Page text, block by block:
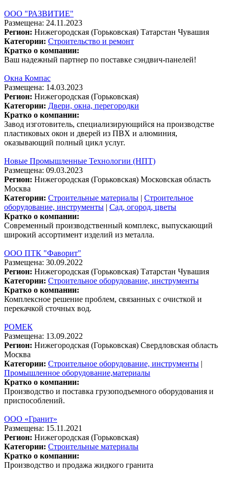
ООО "РАЗВИТИЕ"
Размещена: 24.11.2023
Регион: Нижегородская (Горьковская) Татарстан Чувашия
Категории: Строительство и ремонт
Кратко о компании:
Ваш надежный партнер по поставке сэндвич-панелей!
Окна Компас
Размещена: 14.03.2023
Регион: Нижегородская (Горьковская)
Категории: Двери, окна, перегородки
Кратко о компании:
Завод изготовитель, специализирующийся на производстве
пластиковых окон и дверей из ПВХ и алюминия,
оказывающий полный цикл услуг.
Новые Промышленные Технологии (НПТ)
Размещена: 09.03.2023
Регион: Нижегородская (Горьковская) Московская область
Москва
Категории: Строительные материалы | Строительное
оборудование, инструменты | Сад, огород, цветы
Кратко о компании:
Современный производственный комплекс, выпускающий
широкий ассортимент изделий из металла.
ООО ПТК "Фаворит"
Размещена: 30.09.2022
Регион: Нижегородская (Горьковская) Татарстан Чувашия
Категории: Строительное оборудование, инструменты
Кратко о компании:
Комплексное решение проблем, связанных с очисткой и
перекачкой сточных вод.
РОМЕК
Размещена: 13.09.2022
Регион: Нижегородская (Горьковская) Свердловская область
Москва
Категории: Строительное оборудование, инструменты |
Промышленное оборудование,материалы
Кратко о компании:
Производство и поставка грузоподъемного оборудования и
приспособлений.
ООО «Гранит»
Размещена: 15.11.2021
Регион: Нижегородская (Горьковская)
Категории: Строительные материалы
Кратко о компании:
Производство и продажа жидкого гранита